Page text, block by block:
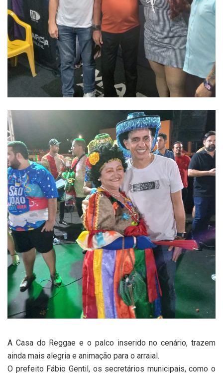
A Casa do Reggae e o palco inserido no cenário, trazem
ainda mais alegria e animação para o arraial.
O prefeito Fábio Gentil, os secretários municipais, como o